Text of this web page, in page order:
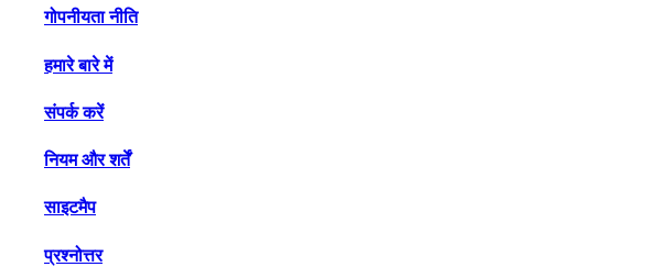
गोपनीयता नीति
हमारे बारे में
संपर्क करें
नियम और शर्तें
साइटमैप
प्रश्नोत्तर